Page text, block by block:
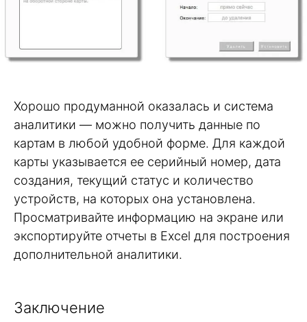
Хорошо продуманной оказалась и система
аналитики — можно получить данные по
картам в любой удобной форме. Для каждой
карты указывается ее серийный номер, дата
создания, текущий статус и количество
устройств, на которых она установлена.
Просматривайте информацию на экране или
экспортируйте отчеты в Excel для построения
дополнительной аналитики.
Заключение